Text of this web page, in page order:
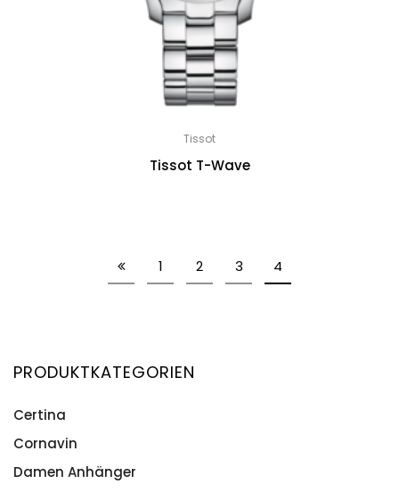
Tissot
Tissot T-Wave
1 2 3 4
PRODUKTKATEGORIEN
Certina
Cornavin
Damen Anhänger